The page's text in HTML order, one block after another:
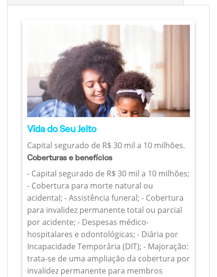
Vida do Seu Jeito
Capital segurado de R$ 30 mil a 10 milhões.
Coberturas e benefícios
- Capital segurado de R$ 30 mil a 10 milhões;
- Cobertura para morte natural ou
acidental; - Assistência funeral; - Cobertura
para invalidez permanente total ou parcial
por acidente; - Despesas médico-
hospitalares e odontológicas; - Diária por
Incapacidade Temporária (DIT); - Majoração:
trata-se de uma ampliação da cobertura por
invalidez permanente para membros